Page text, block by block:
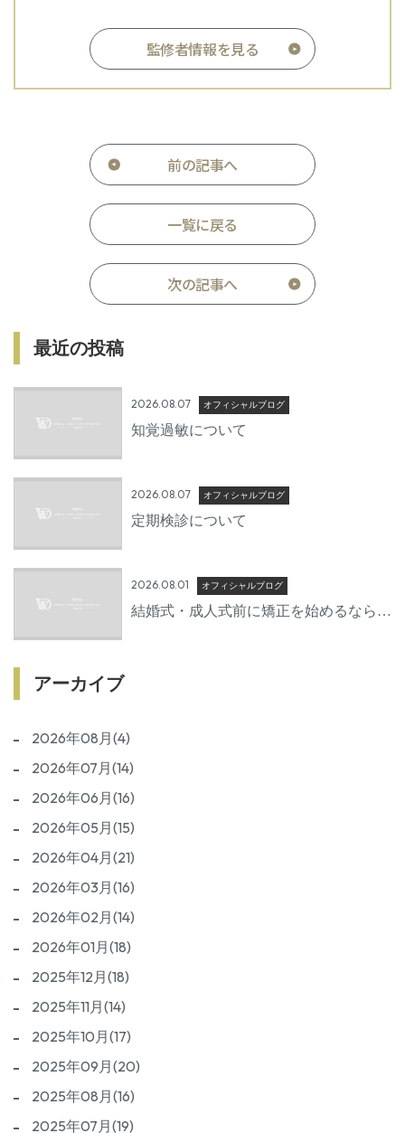
監修者情報を見る
前の記事へ
一覧に戻る
次の記事へ
最近の投稿
2026.08.07 オフィシャルブログ
知覚過敏について
2026.08.07 オフィシャルブログ
定期検診について
2026.08.01 オフィシャルブログ
結婚式・成人式前に矯正を始めるならい
アーカイブ
2026年08月(4)
2026年07月(14)
2026年06月(16)
2026年05月(15)
2026年04月(21)
2026年03月(16)
2026年02月(14)
2026年01月(18)
2025年12月(18)
2025年11月(14)
2025年10月(17)
2025年09月(20)
2025年08月(16)
2025年07月(19)